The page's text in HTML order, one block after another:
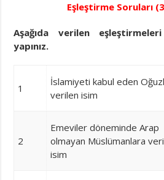
Eşleştirme Soruları
Aşağıda verilen
yapınız.
1
İslamiyeti kabul eden
verilen isim
2
Emeviler döneminde Arap
olmayan Müslümanlara
isim